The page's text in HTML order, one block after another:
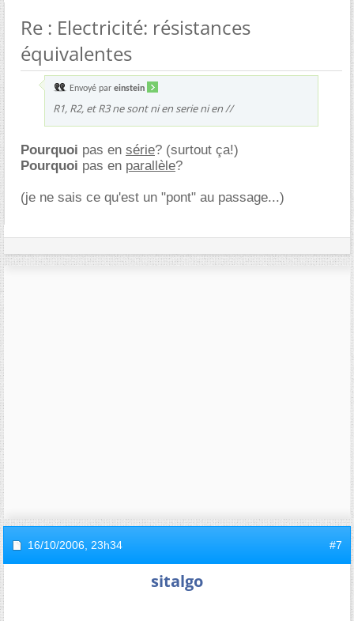
Re : Electricité: résistances
équivalentes
Envoyé par einstein
R1, R2, et R3 ne sont ni en serie ni en //
Pourquoi pas en série? (surtout ça!)
Pourquoi pas en parallèle?
(je ne sais ce qu'est un "pont" au passage...)
16/10/2006, 23h34 #7
sitalgo